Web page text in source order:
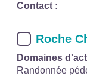
Contact :
Roche
Domaines
Randonnée